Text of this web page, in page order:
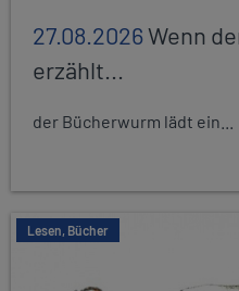
27.08.2026Wenn
erzählt...
der Bücherwurm lädt ein...
Lesen, Bücher